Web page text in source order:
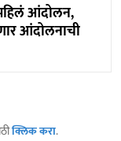
आंदोलन,
आंदोलनाची
क्लिक करा.